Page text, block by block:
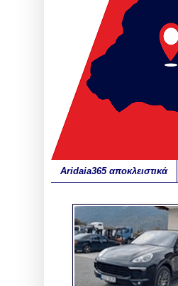
Aridaia365 αποκλειστικά